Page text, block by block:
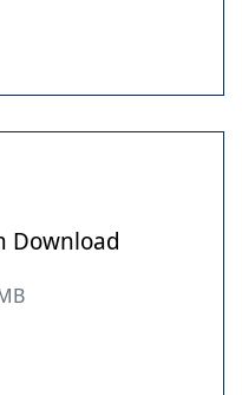
Download